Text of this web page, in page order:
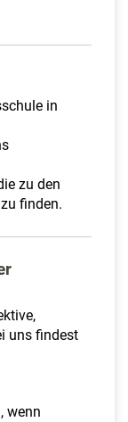
in
zu den
finden.
uns findest
wenn